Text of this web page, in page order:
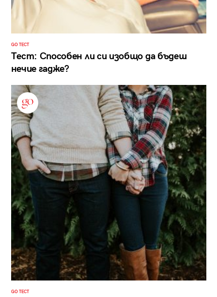
GO ТЕСТ
Тест: Способен ли си изобщо да бъдеш
нечие гадже?
GO ТЕСТ